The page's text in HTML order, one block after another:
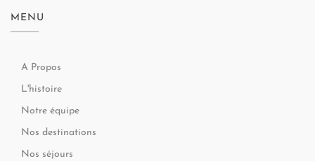
MENU
A Propos
L'histoire
Notre équipe
Nos destinations
Nos séjours